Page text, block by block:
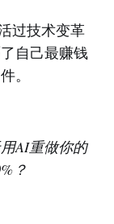
过技术变革
自己最赚钱
。
AI重做你的
？